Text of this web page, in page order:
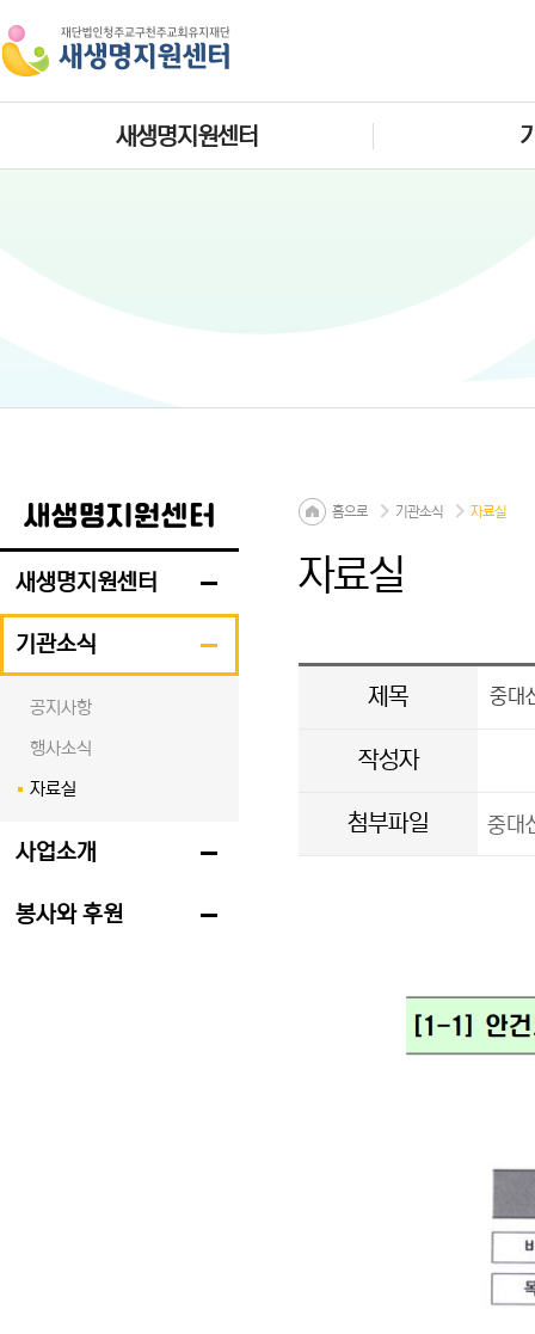
새생명지원센터
새생명지원센터
새생명지원센터
기관소식
공지사항
행사소식
자료실
사업소개
봉사와 후원
홈으로 기관소식 자료실
자료실
제목 중대
작성자
첨부파일 중대